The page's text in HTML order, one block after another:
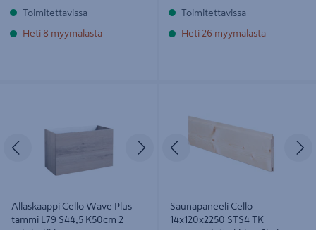
Toimitettavissa
Heti 8 myymälästä
Toimitettavissa
Heti 26 myymälästä
Seuraava
Allaskaappi Cello Wave Plus
tammi L79 S44,5 K50cm 2
Edellinen
Saunapaneeli Cello
14x120x2250 STS4 TK